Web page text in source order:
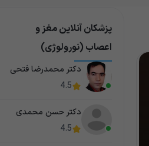
پزشکان آنلاین مغز و
اعصاب (نورولوژی)
دکتر محمدرضا فتحی
4.5
دکتر حسن محمدی
4.5